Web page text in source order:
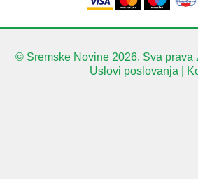
© Sremske Novine 2026. Sva prava
Uslovi poslovanja|